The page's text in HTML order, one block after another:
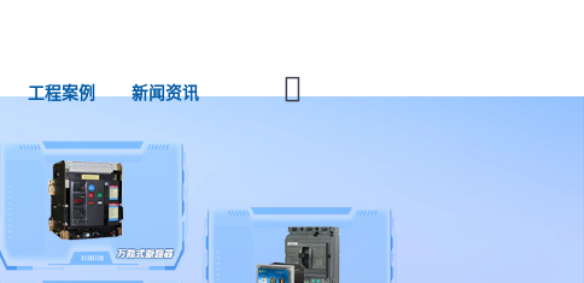
工程案例 新闻资讯